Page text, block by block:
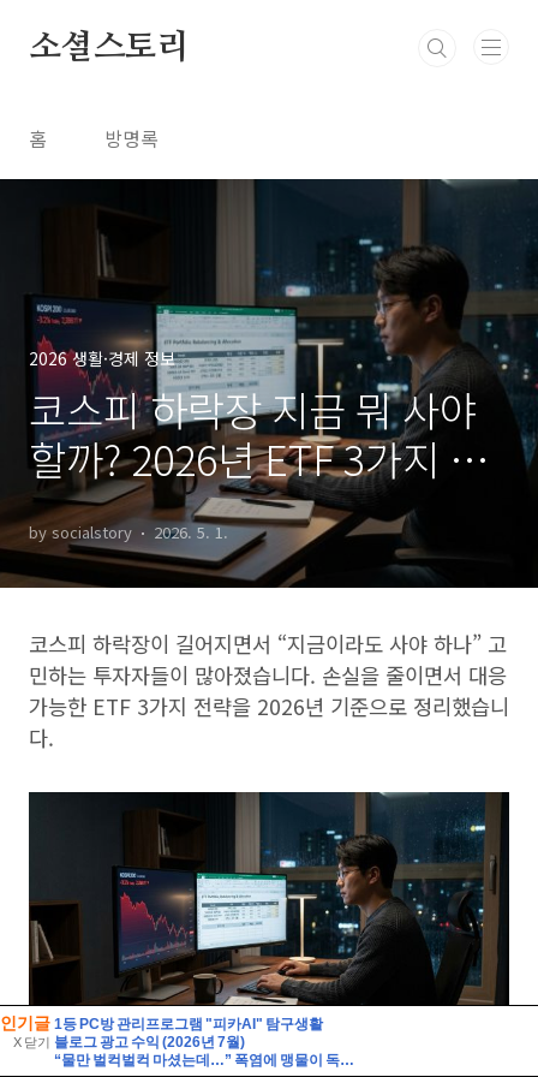
인기글
X 닫기
1등 PC방 관리프로그램 "피카AI" 탐구생활
블로그 광고 수익 (2026년 7월)
“물만 벌컥벌컥 마셨는데…” 폭염에 맹물이 독이 되는 이유